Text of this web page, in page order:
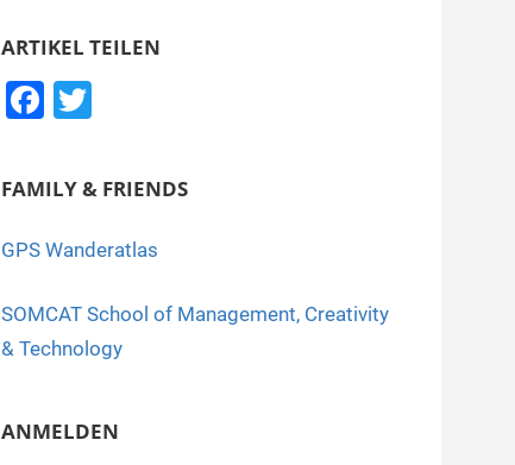
ARTIKEL TEILEN
F
c
b
o
k
T
tt
FAMILY & FRIENDS
GPS Wanderatlas
SOMCAT School of Management, Creativity
& Technology
ANMELDEN